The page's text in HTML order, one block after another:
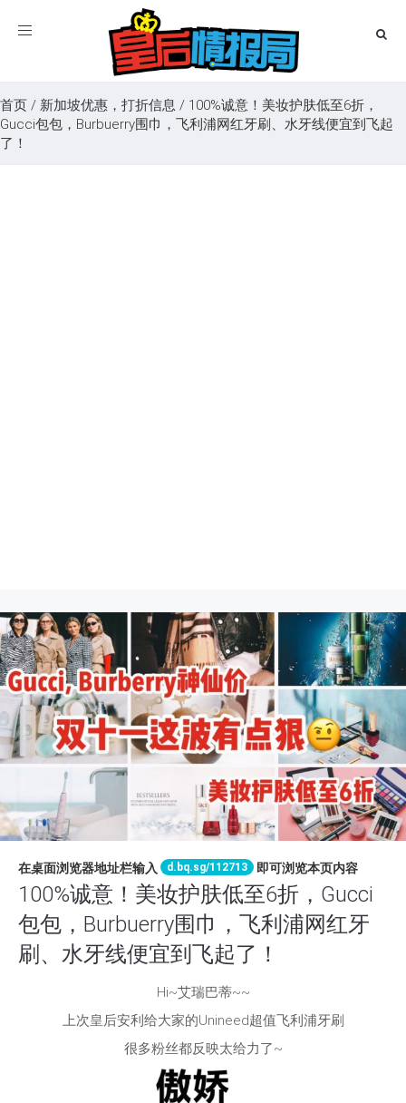
Toggle
首页 / 新加坡优惠，打折信息 / 100%诚意！美妆护肤低至6折，
Gucci包包，Burbuerry围巾，飞利浦网红牙刷、水牙线便宜到飞起
了！
在桌面浏览器地址栏输入 d.bq.sg/112713 即可浏览本页内容
100%诚意！美妆护肤低至6折，Gucci
包包，Burbuerry围巾，飞利浦网红牙
刷、水牙线便宜到飞起了！
Hi~艾瑞巴蒂~~
上次皇后安利给大家的Unineed超值飞利浦牙刷
很多粉丝都反映太给力了~